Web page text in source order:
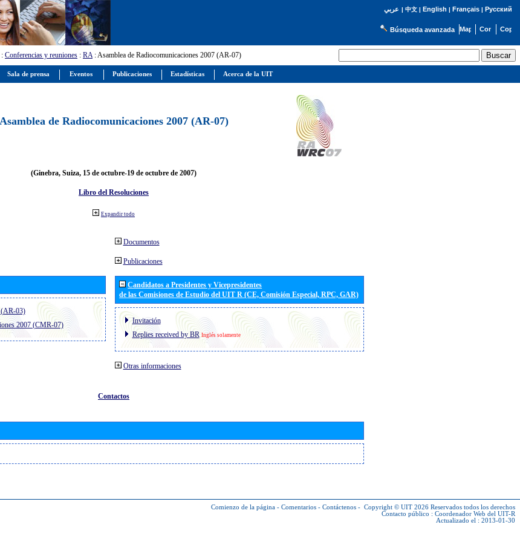
عربي | 中文| English | Français| Русский
Búsqueda avanzada
: Conferencias y reuniones : RA: Asamblea de Radiocomunicaciones 2007 (AR-07)
Asamblea de Radiocomunicaciones 2007 (AR-07)
(Ginebra, Suiza, 15 de octubre-19 de octubre de 2007)
Libro del Resoluciones
Expandir todo
(AR-03)
2007 (CMR-07)
Documentos
Publicaciones
Candidatos a Presidentes y Vicepresidentes
de las Comisiones de Estudio del UIT R (CE, Comisión Especial, RPC, GAR)
Invitación
Replies received by BR Inglés solamente
Otras informaciones
Contactos
Comienzo de la página - Comentarios - Contáctenos - Copyright © UIT 2026 Reservados todos los derechos
Contacto público : Coordenador Web del UIT-R
Actualizado el : 2013-01-30
Sala de prensa Eventos Publicaciones Estadísticas Acerca de la UIT